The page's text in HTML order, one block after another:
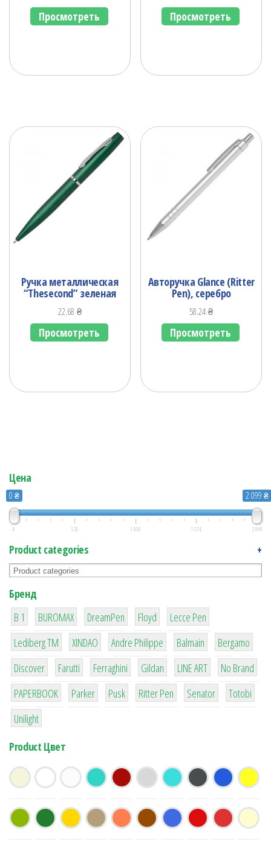
Просмотреть Просмотреть
Ручка металлическая
“Thesecond” зеленая
22.68 ₴
Просмотреть
Авторучка Glance (Ritter
Pen), серебро
58.24₴
Просмотреть
Цена
0 ₴ 2 099 ₴
0 525 1 050 1 574 2 099
Product categories +
Бренд
B 1
1
BUROMAX
1
DreamPen
2
Floyd
2
Lecce Pen
3
Lediberg ТМ
3
XINDAO
1
Andre Philippe
4
Balmain
26
Bergamo
64
Discover
299
Farutti
4
Ferraghini
42
Gildan
4
LINE ART
90
No Brand
8
PAPERBOOK
6
Parker
2
Pusk
22
Ritter Pen
15
Senator
43
Totobi
1
Unilight
Product Цвет